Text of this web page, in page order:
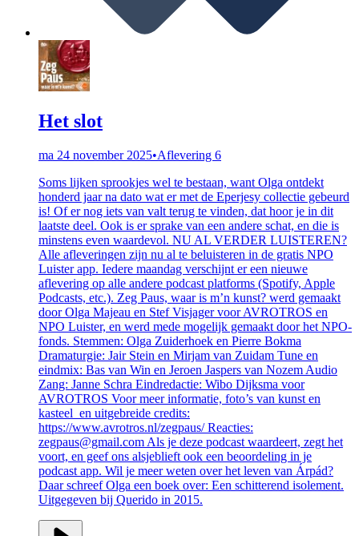
Het slot
ma 24 november 2025•Aflevering 6
Soms lijken sprookjes wel te bestaan, want Olga ontdekt
honderd jaar na dato wat er met de Eperjesy collectie gebeurd
is! Of er nog iets van valt terug te vinden, dat hoor je in dit
laatste deel. Ook is er sprake van een andere schat, en die is
minstens even waardevol. NU AL VERDER LUISTEREN?
Alle afleveringen zijn nu al te beluisteren in de gratis NPO
Luister app. Iedere maandag verschijnt er een nieuwe
aflevering op alle andere podcast platforms (Spotify, Apple
Podcasts, etc.). Zeg Paus, waar is m’n kunst? werd gemaakt
door Olga Majeau en Stef Visjager voor AVROTROS en
NPO Luister, en werd mede mogelijk gemaakt door het NPO-
fonds. Stemmen: Olga Zuiderhoek en Pierre Bokma
Dramaturgie: Jair Stein en Mirjam van Zuidam Tune en
eindmix: Bas van Win en Jeroen Jaspers van Nozem Audio
Zang: Janne Schra Eindredactie: Wibo Dijksma voor
AVROTROS Voor meer informatie, foto’s van kunst en
kasteel en uitgebreide credits:
https://www.avrotros.nl/zegpaus/ Reacties:
zegpaus@gmail.com Als je deze podcast waardeert, zegt het
voort, en geef ons alsjeblieft ook een beoordeling in je
podcast app. Wil je meer weten over het leven van Árpád?
Daar schreef Olga een boek over: Een schitterend isolement.
Uitgegeven bij Querido in 2015.